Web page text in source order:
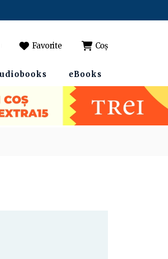
Favorite Coș
eBooks